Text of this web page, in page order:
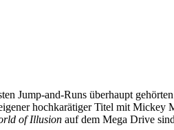
Jump-and-Runs überhaupt
hochkarätiger Titel mit
of Illusion auf dem Mega Drive